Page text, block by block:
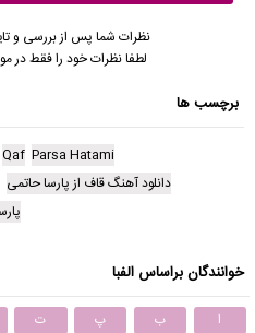
نظرات شما پس از بررسی و
لطفا نظرات خود را فقط در
برچسب ها
Parsa Hatami
Qaf
دانلود آهنگ قاف از پارسا حاتمی
خوانندگان براساس الفبا
ا ب پ ت